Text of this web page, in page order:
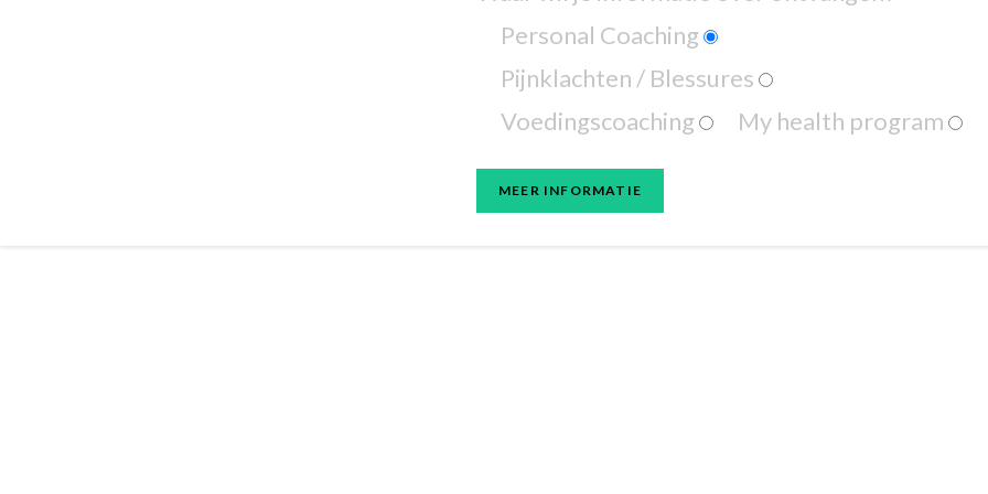
Personal Coaching
Pijnklachten / Blessures
Voedingscoaching
My health program